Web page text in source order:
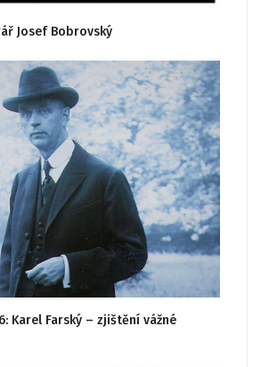
Josef Bobrovský
Karel Farský – zjištění vážné